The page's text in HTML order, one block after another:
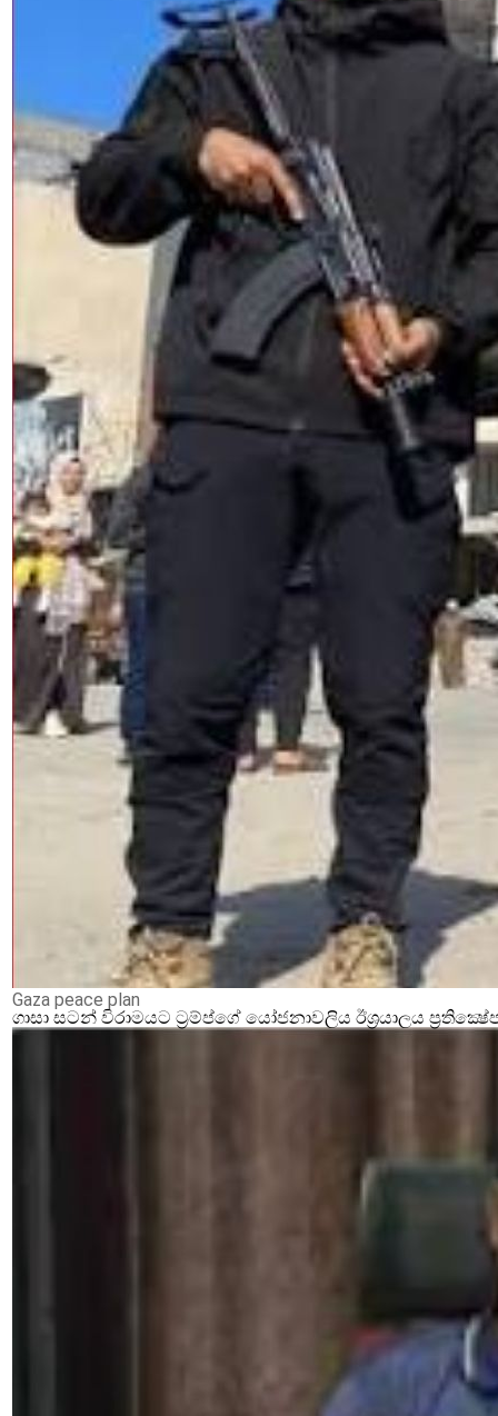
Gaza peace plan
ගාසා සටන් විරාමයට ට්‍රම්ප්ගේ යෝජනාවලිය ඊශ්‍රයාලය